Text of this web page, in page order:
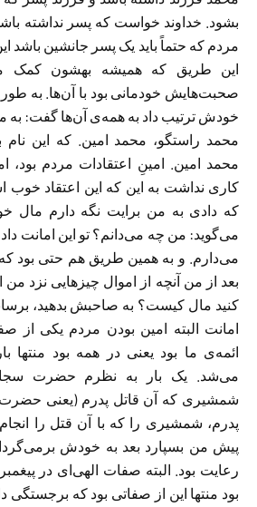
بشود. خداوند خواست که پسر نداشته باشد
مردم که حتماً باید یک پسر جانشین باشد
این طریق که همیشه بهشون کمک
صحبت‌هایش خودمانی بود با آن‌ها. به
خودش ترتیب داد به همه‌ی آن‌ها گفت: به
محمد راستگو، محمد امین. که این
محمد امین. امینِ اعتقادات مردم بود،
کاری نداشت به این ‌که این اعتقاد خوب
که دادی به من برایت نگه دارم مال
می‌گوید: من چه می‌دانم؟ تو این امانت
می‌دارم. و به همین طریق هم حتی بود
بعد از من آنچه از اموال چیزهایی نزد من
کنید مال کیست؟ به صاحبش بدهید،
امانت البته امین بودن مردم یکی
ائمه‌ی ما بود یعنی در همه بود منتها
می‌شد. یک بار به نظرم حضرت سجاد
شمشیری که آن قاتل پدرم (یعنی حضرت
پدرم، شمشیری را که با آن قتل را انجام
پیش من بسپارد بعد به خودش
رعایت بود. البته صفات الهی‌ای در
بود منتها این از صفاتی بود که